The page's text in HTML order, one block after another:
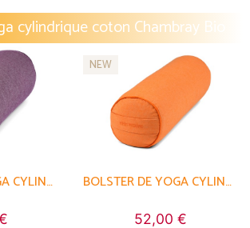
cylindrique coton Chambray Bio
BOLSTER DE YOGA CYLINDRIQUE EN CHAMBRAY DE COTON BIOLOGIQUE - ÉPEAUTRE
NEW
BOLSTER DE YOGA CYLINDRIQUE EN CHAMBRAY DE COTON BIOLOGIQUE - ÉPEAUTRE
52,00 €